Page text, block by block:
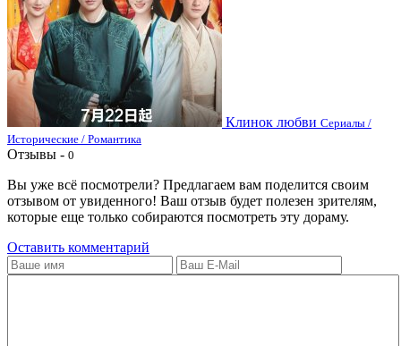
Клинок любви Сериалы /
Исторические / Романтика
Отзывы - 0
Вы уже всё посмотрели? Предлагаем вам поделится своим
отзывом от увиденного! Ваш отзыв будет полезен зрителям,
которые еще только собираются посмотреть эту дораму.
Оставить комментарий